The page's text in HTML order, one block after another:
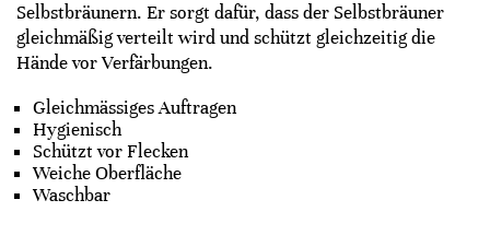
Selbstbräunern. Er sorgt dafür, dass der Selbstbräuner
gleichmäßig verteilt wird und schützt gleichzeitig die
Hände vor Verfärbungen.
Gleichmässiges Auftragen
Hygienisch
Schützt vor Flecken
Weiche Oberfläche
Waschbar